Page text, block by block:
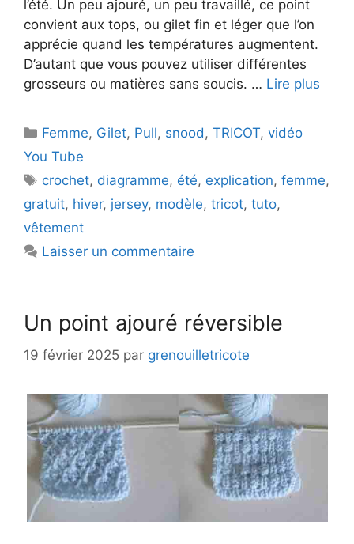
l’été. Un peu ajouré, un peu travaillé, ce point
convient aux tops, ou gilet fin et léger que l’on
apprécie quand les températures augmentent.
D’autant que vous pouvez utiliser différentes
grosseurs ou matières sans soucis. … Lire plus
Catégories
Femme, Gilet, Pull, snood,TRICOT,vidéo
You Tube
Étiquettes
crochet, diagramme, été, explication,femme,
gratuit, hiver, jersey, modèle, tricot, tuto,
vêtement
Laisser un commentaire
Un point ajouré réversible
19 février 2025 par grenouilletricote